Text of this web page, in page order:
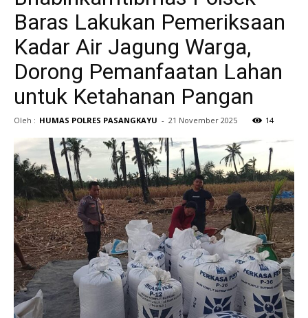
Baras Lakukan Pemeriksaan
Kadar Air Jagung Warga,
Dorong Pemanfaatan Lahan
untuk Ketahanan Pangan
Oleh : HUMAS POLRES PASANGKAYU - 21 November 2025 14